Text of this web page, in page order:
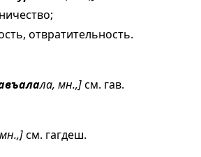
отвратительность.
ла, мн.,]см. гав.
см. гагдеш.